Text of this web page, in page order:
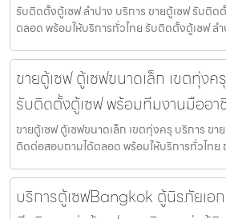
รับติดตั้งตู้เซฟ ลำปาง บริการ ขายตู้เซฟ รับติ
ตลอด พร้อมให้บริการทั่วไทย รับติดตั้งตู้เซฟ ลำ
ขายตู้เซฟ ตู้เซฟขนาดเล็ก เขตทุ่ง
รับติดตั้งตู้เซฟ พร้อมทีมงานมืออา
ขายตู้เซฟ ตู้เซฟขนาดเล็ก เขตทุ่งครุ บริการ ข
ติดต่อสอบถามได้ตลอด พร้อมให้บริการทั่วไทย
บริการตู้เซฟBangkok ตู้นิรภัยเอ